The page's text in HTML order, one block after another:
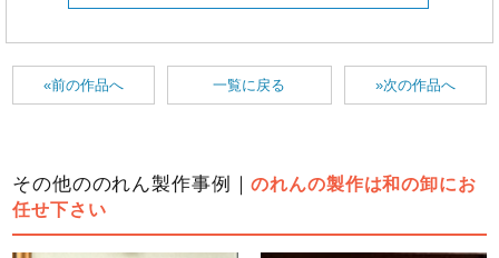
«前の作品へ »次の作品へ
一覧に戻る
その他ののれん製作事例｜のれんの製作は和の卸にお
任せ下さい